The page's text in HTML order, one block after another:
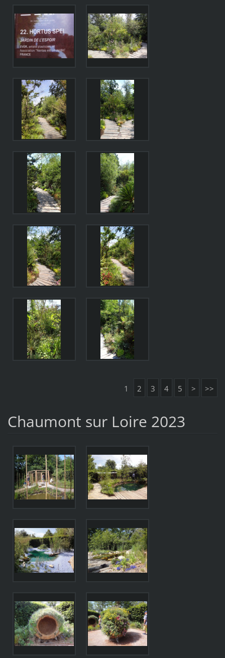
1 2 3 4 5 > >>
Chaumont sur Loire 2023